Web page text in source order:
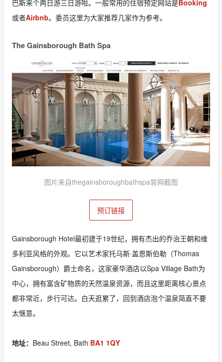
巴斯来个两日游三日游啦。一般常用的住宿预定网站是Booking
或者Airbnb。委员这里为大家推荐几家作为参考。
The Gainsborough Bath Spa
图片来自thegainsboroughbathspa官网截图
预订链接
Gainsborough Hotel最初建于19世纪，拥有杰出的乔治王朝和维
多利亚风格的外观。它以艺术家托马斯·盖恩斯伯勒（Thomas
Gainsborough）爵士命名，这家豪华酒店以Spa Village Bath为
中心，拥有富含矿物质的天然温泉资源，而且这里距离核心景点
都非常近，步行可达。白天逛累了，回到酒店泡个温泉简直不要
太惬意。
地址： Beau Street, Bath BA1 1QY